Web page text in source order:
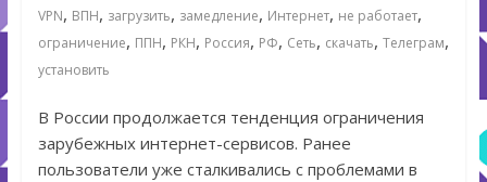
VPN, ВПН, загрузить, замедление, Интернет, не работает,
ограничение, ППН, РКН, Россия, РФ, Сеть, скачать, Телеграм,
установить
В России продолжается тенденция ограничения
зарубежных интернет-сервисов. Ранее
пользователи уже сталкивались с проблемами в